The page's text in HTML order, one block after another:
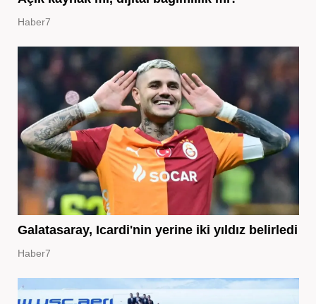
Haber7
Galatasaray, Icardi'nin yerine iki yıldız belirledi
Haber7